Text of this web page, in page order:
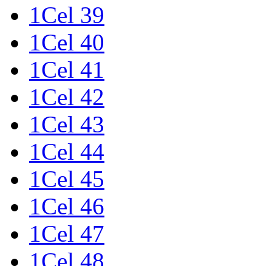
1Cel 39
1Cel 40
1Cel 41
1Cel 42
1Cel 43
1Cel 44
1Cel 45
1Cel 46
1Cel 47
1Cel 48